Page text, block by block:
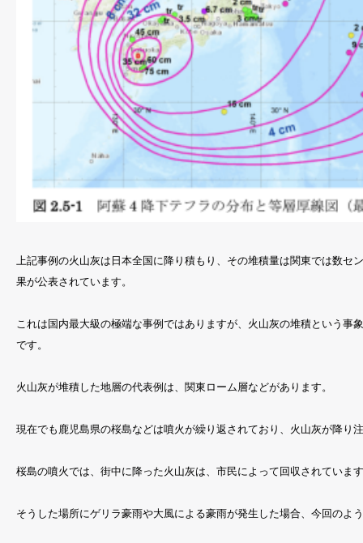
上記事例の火山灰は日本全国に降り積もり、その堆積量は関東では数
果が公表されています。
これは国内最大級の極端な事例ではありますが、火山灰の堆積という
です。
火山灰が堆積した地層の代表例は、関東ローム層などがあります。
現在でも鹿児島県の桜島などは噴火が繰り返されており、火山灰が降り
桜島の噴火では、街中に降った火山灰は、市民によって回収されていま
そうした場所にゲリラ豪雨や大風による豪雨が発生した場合、今回のよ